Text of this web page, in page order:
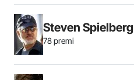
Steven Spielberg
78 premi